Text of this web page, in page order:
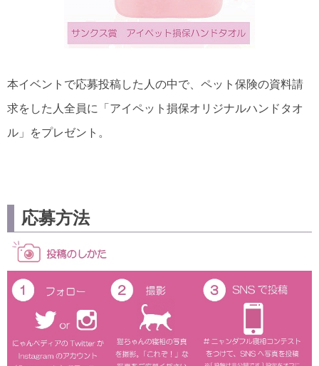
本イベントで応募投稿した人の中で、ペット保険の資料請
求をした人全員に「アイペット損保オリジナルハンドタオ
ル」をプレゼント。
応募方法